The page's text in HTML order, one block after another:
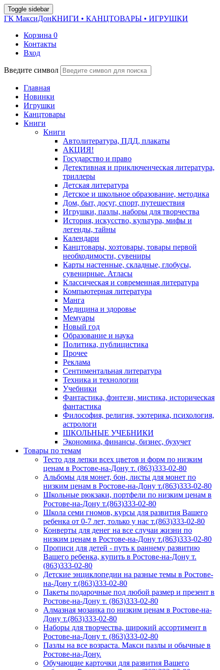
Toggle sidebar
ГК МаксиДонКНИГИ • КАНЦТОВАРЫ • ИГРУШКИ
Корзина 0
Контакты
Вход
Введите символ
Главная
Новинки
Игрушки
Канцтовары
Книги
Книги
Автолитература, ПДД, плакаты
АКЦИЯ!
Государство и право
Детективная и приключенческая литература,
триллеры
Детская литература
Детское и школьное образование, методика
Дом, быт, досуг, спорт, путешествия
Игрушки, пазлы, наборы для творчества
История, искусство, культура, мифы и
легенды, тайны
Календари
Канцтовары, хозтовары, товары первой
необходимости, сувениры
Карты настенные, складные, глобусы,
сувенирные. Атласы
Классическая и современная литература
Компьютерная литература
Манга
Медицина и здоровье
Мемуары
Новый год
Образование и наука
Политика, публицистика
Прочее
Реклама
Сентиментальная литература
Техника и технологии
Учебники
Фантастика, фэнтези, мистика, историческая
фантастика
Философия, религия, эзотерика, психология,
астрологи
ШКОЛЬНЫЕ УЧЕБНИКИ
Экономика, финансы, бизнес, бухучет
Товары по темам
Тесто для лепки всех цветов и форм по низким
ценам в Ростове-на-Дону т. (863)333-02-80
Альбомы для монет, бон, листы для монет по
низким ценам в Ростове-на-Дону т.(863)333-02-80
Школьные рюкзаки, портфели по низким ценам в
Ростове-на-Дону т.(863)333-02-80
Школа семи гномов, курсы для развития Вашего
ребенка от 0-7 лет, только у нас т.(863)333-02-80
Конверты для денег на все случаи жизни по
низким ценам в Ростове-на-Дону т.(863)333-02-80
Прописи для детей - путь к раннему развитию
Вашего ребенка, купить в Ростове-на-Дону т.
(863)333-02-80
Детские энциклопедии на разные темы в Ростове-
на-Дону т.(863)333-02-80
Пакеты подарочные под любой размер и презент в
Ростове-на-Дону т. (863)333-02-80
Алмазная мозаика по низким ценам в Ростове-на-
Дону т.(863)333-02-80
Наборы для творчества, широкий ассортимент в
Ростове-на-Дону т. (863)333-02-80
Пазлы на все возраста. Макси пазлы и обычные в
Ростове-на-Дону.
Обучающие карточки для развития Вашего